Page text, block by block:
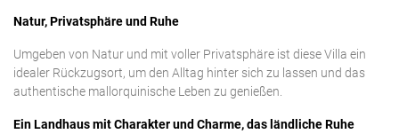
Natur, Privatsphäre und Ruhe
Umgeben von Natur und mit voller Privatsphäre ist diese Villa ein
idealer Rückzugsort, um den Alltag hinter sich zu lassen und das
authentische mallorquinische Leben zu genießen.
Ein Landhaus mit Charakter und Charme, das ländliche Ruhe